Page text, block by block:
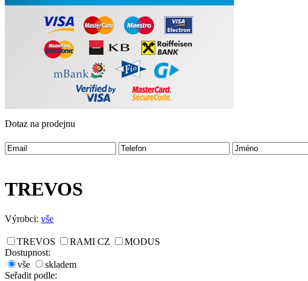
Dotaz na prodejnu
TREVOS
Výrobci: vše
TREVOS RAMI CZ
MODUS
Dostupnost:
vše
skladem
Seřadit podle: